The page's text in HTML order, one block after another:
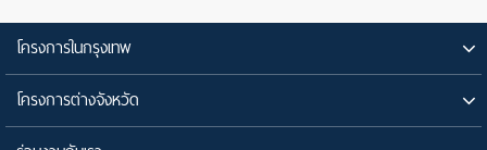
โครงการในกรุงเทพ
โครงการต่างจังหวัด